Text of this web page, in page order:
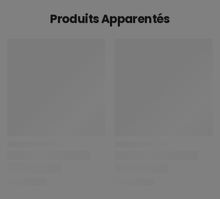
Produits Apparentés